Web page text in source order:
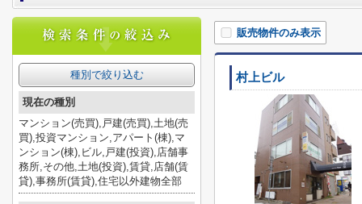
販売物件のみ表示
村上ビル
種別で絞り込む
現在の種別
マンション(売買),戸建(売買),土地(売
買),投資マンション,アパート(棟),マ
ンション(棟),ビル,戸建(投資),店舗事
務所,その他,土地(投資),賃貸,店舗(賃
貸),事務所(賃貸),住宅以外建物全部